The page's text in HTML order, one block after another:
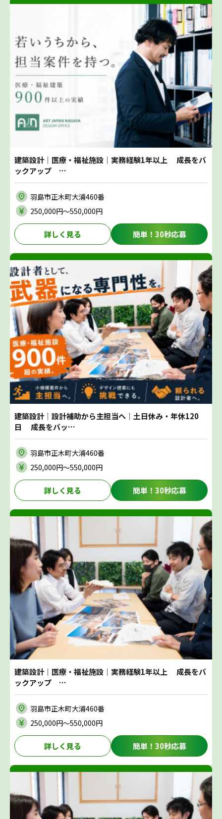
建築設計｜医療・福祉施設｜実務経験1年以上 成長をバ
ックアップ …
羽島市正木町大浦460番
250,000円〜550,000円
詳しく見る 簡単！30秒応募
建築設計｜設計補助から主担当へ｜土日休み・年休120
日 成長をバッ…
羽島市正木町大浦460番
250,000円〜550,000円
詳しく見る 簡単！30秒応募
建築設計｜医療・福祉施設｜実務経験1年以上 成長をバ
ックアップ …
羽島市正木町大浦460番
250,000円〜550,000円
詳しく見る 簡単！30秒応募